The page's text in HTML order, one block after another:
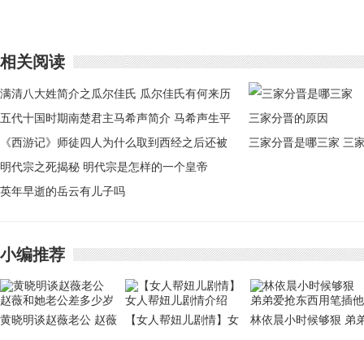
相关阅读
满清八大姓简介之瓜尔佳氏 瓜尔佳氏有何来历
五代十国时期南楚君主马希声简介 马希声生平
事迹
《西游记》师徒四人为什么取到西经之后还被
人耍了一通
明代宗之死揭秘 明代宗是怎样的一个皇帝
英年早逝的岳云有儿子吗
三家分晋是哪三家 三
小编推荐
黄晓明谈赵薇老公 赵薇
【女人帮妞儿剧情】女
林依晨小时候够狠 弟